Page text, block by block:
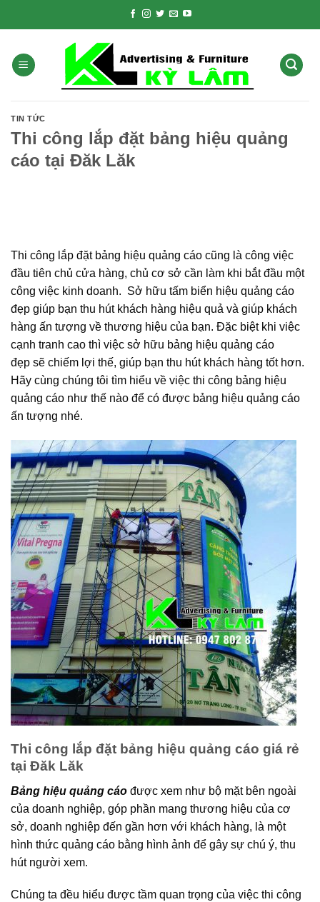
TIN TỨC
Thi công lắp đặt bảng hiệu quảng
cáo tại Đăk Lăk
Thi công lắp đặt bảng hiệu quảng cáo cũng là công việc
đầu tiên chủ cửa hàng, chủ cơ sở cần làm khi bắt đầu một
công việc kinh doanh. Sở hữu tấm biển hiệu quảng cáo
đẹp giúp bạn thu hút khách hàng hiệu quả và giúp khách
hàng ấn tượng về thương hiệu của bạn. Đặc biệt khi việc
cạnh tranh cao thì việc sở hữu bảng hiệu quảng cáo
đẹp sẽ chiếm lợi thế, giúp bạn thu hút khách hàng tốt hơn.
Hãy cùng chúng tôi tìm hiểu về việc thi công bảng hiệu
quảng cáo như thế nào để có được bảng hiệu quảng cáo
ấn tượng nhé.
Thi công lắp đặt bảng hiệu quảng cáo giá rẻ
tại Đăk Lăk
Bảng hiệu quảng cáo được xem như bộ mặt bên ngoài
của doanh nghiệp, góp phần mang thương hiệu của cơ
sở, doanh nghiệp đến gần hơn với khách hàng, là một
hình thức quảng cáo bằng hình ảnh để gây sự chú ý, thu
hút người xem.
Chúng ta đều hiểu được tầm quan trọng của việc thi công